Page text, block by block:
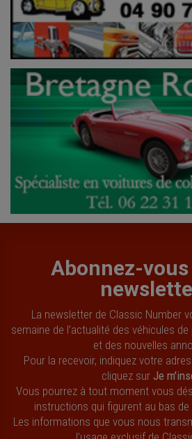
Abonnez-
La newsletter de Classic Number
semaine de l’actualité des véhicules
et des nouvelles
Pour la recevoir, indiquez votre
cliquez sur Je
Vous pourrez à tout moment vous
instructions qui figurent au bas de
Les informations que vous nous